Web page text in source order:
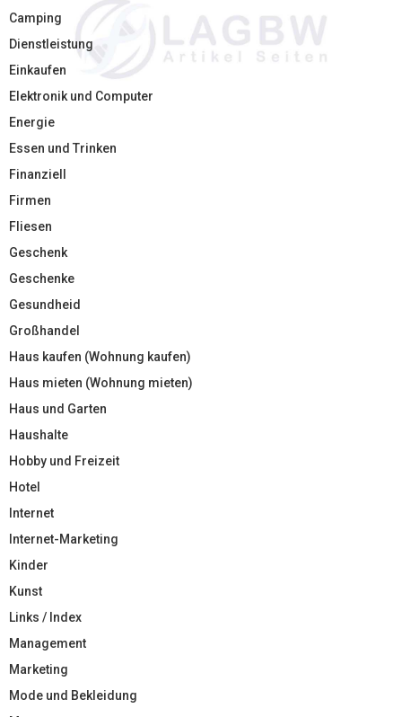
Camping
Dienstleistung
Einkaufen
Elektronik und Computer
Energie
Essen und Trinken
Finanziell
Firmen
Fliesen
Geschenk
Geschenke
Gesundheid
Großhandel
Haus kaufen (Wohnung kaufen)
Haus mieten (Wohnung mieten)
Haus und Garten
Haushalte
Hobby und Freizeit
Hotel
Internet
Internet-Marketing
Kinder
Kunst
Links / Index
Management
Marketing
Mode und Bekleidung